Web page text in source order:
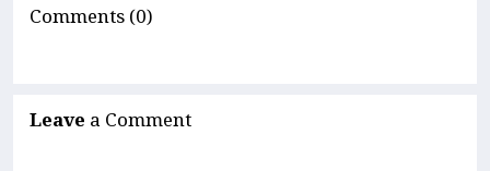
Comments (0)
Leave a Comment